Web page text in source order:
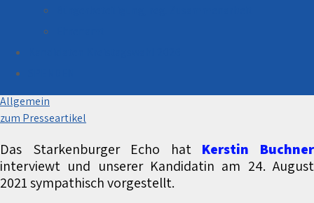
Kerstin Buchner in der Presse
Allgemein
zum Presseartikel
Das Starkenburger Echo hat Kerstin Buchner
interviewt und unserer Kandidatin am 24. August
2021sympathisch vorgestellt.